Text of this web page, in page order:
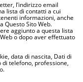
l’indirizzo email
lista di contatti a cui
informazioni, anche
Questo Sito Web.
aggiunto a questa lista
o dopo aver effettuato
data di nascita, Dati di
telefono, professione,